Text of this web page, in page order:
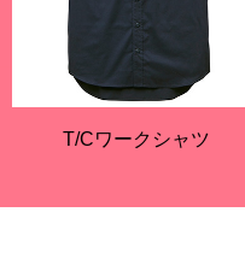
T/Cワークシャツ